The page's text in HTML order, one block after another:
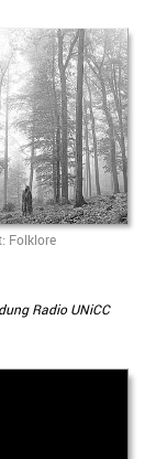
Folklore
Radio UNiCC